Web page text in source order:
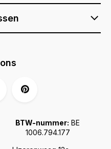
BTW-nummer: BE
1006.794.177